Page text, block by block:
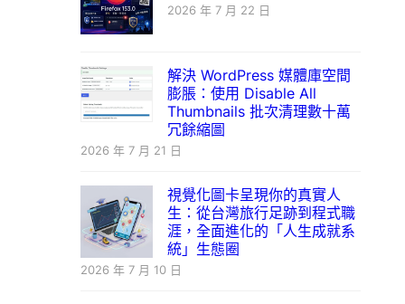
2026 年 7 月 22 日
解決 WordPress 媒體庫空間
膨脹：使用 Disable All
Thumbnails 批次清理數十萬
冗餘縮圖
2026 年 7 月 21 日
視覺化圖卡呈現你的真實人
生：從台灣旅行足跡到程式職
涯，全面進化的「人生成就系
統」生態圈
2026 年 7 月 10 日